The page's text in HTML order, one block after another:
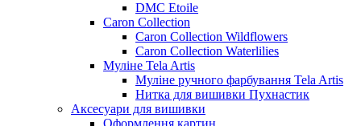
DMC Etoile
Caron Collection
Caron Collection Wildflowers
Caron Collection Waterlilies
Муліне Tela Artis
Муліне ручного фарбування Tela Artis
Нитка для вишивки Пухнастик
Аксесуари для вишивки
Оформлення картин